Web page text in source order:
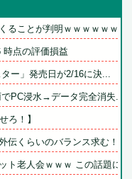
ることが判明ｗｗｗｗｗｗｗ...
時点の評価損益
ー」発売日が2/16に決...
PC浸水→データ完全消失...
ろ！】
伝くらいのバランス求む！！...
ト老人会ｗｗｗ この話題に...